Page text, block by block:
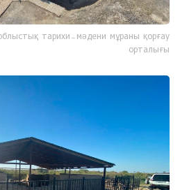
тарихи-мәдени мұраны қорғау
орталығы